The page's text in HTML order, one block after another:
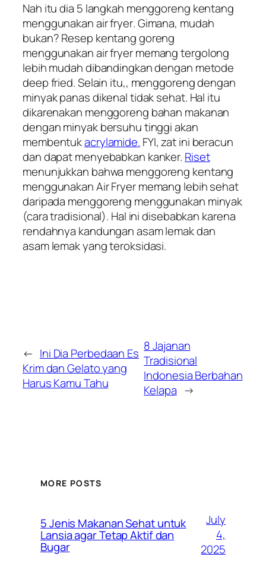
Nah itu dia 5 langkah menggoreng kentang
menggunakanair fryer. Gimana, mudah
bukan? Resep kentang goreng
menggunakanair fryermemang tergolong
lebih mudah dibandingkan dengan metode
deep fried. Selain itu,, menggoreng dengan
minyak panas dikenal tidak sehat. Hal itu
dikarenakan menggoreng bahan makanan
dengan minyak bersuhu tinggi akan
membentukacrylamide. FYI, zat ini beracun
dan dapat menyebabkan kanker. Riset
menunjukkan bahwa menggoreng kentang
menggunakan Air Fryer memang lebih sehat
daripada menggoreng menggunakan minyak
(cara tradisional). Hal ini disebabkan karena
rendahnya kandungan asam lemak dan
asam lemak yang teroksidasi.
← Ini Dia Perbedaan Es
Krim dan Gelato yang
Harus Kamu Tahu
8 Jajanan
Tradisional
Indonesia Berbahan
Kelapa →
MORE POSTS
5 Jenis Makanan Sehat untuk
Lansia agar Tetap Aktif dan
Bugar
July
4,
2025